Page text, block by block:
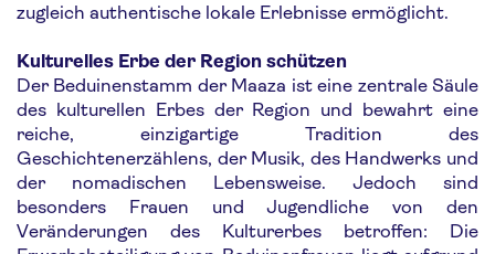
zugleich authentische lokale Erlebnisse ermöglicht.
Kulturelles Erbe der Region schützen
Der Beduinenstamm der Maaza ist eine zentrale Säule
des kulturellen Erbes der Region und bewahrt eine
reiche, einzigartige Tradition des
Geschichtenerzählens, der Musik, des Handwerks und
der nomadischen Lebensweise. Jedoch sind
besonders Frauen und Jugendliche von den
Veränderungen des Kulturerbes betroffen: Die